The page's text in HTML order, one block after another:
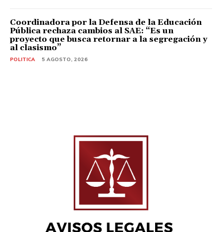
Coordinadora por la Defensa de la Educación
Pública rechaza cambios al SAE: “Es un
proyecto que busca retornar a la segregación y
al clasismo”
POLITICA 5 AGOSTO, 2026